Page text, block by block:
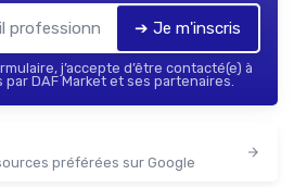
➔ Je m'inscris
j’accepte d’être contacté(e) à
DAF Market et ses partenaires.
préférées sur Google